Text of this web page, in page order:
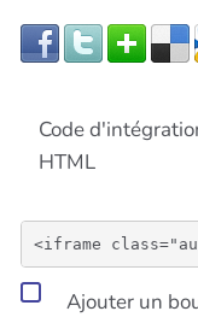
Code
HTML
Ajouter un